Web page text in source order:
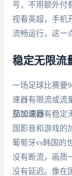
号，不用额外付
视看英超，手机
流畅运行，这一
稳定无限流
一场足球比赛要
速器有限流或流
茄加速器有稳定
国影音和游戏的
葡萄牙vs韩国的
没有断流，画质
没有延迟。像在